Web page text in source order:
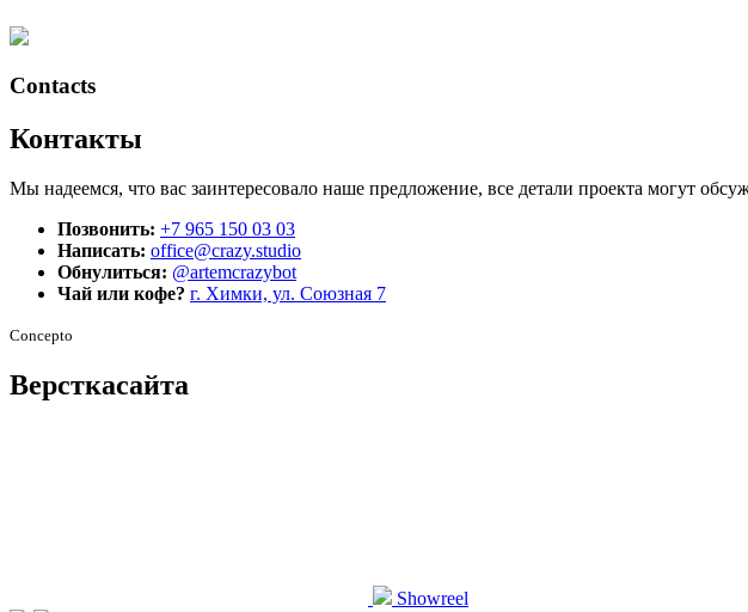
Contacts
Контакты
Мы надеемся, что вас заинтересовало наше предложение, все детали проекта могут
Позвонить: +7 965 150 03 03
Написать: office@crazy.studio
Обнулиться: @artemcrazybot
Чай или кофе? г. Химки, ул. Союзная 7
Concepto
Версткасайта
Showreel